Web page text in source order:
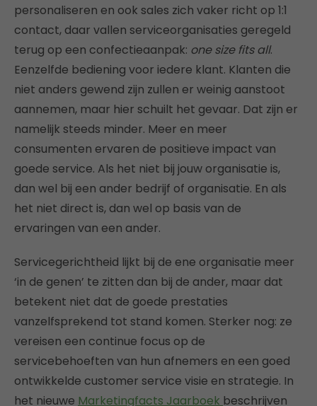
personaliseren en ook sales zich vaker richt op 1:1
contact, daar vallen serviceorganisaties geregeld
terug op een confectieaanpak: one size fits all.
Eenzelfde bediening voor iedere klant. Klanten die
niet anders gewend zijn zullen er weinig aanstoot
aannemen, maar hier schuilt het gevaar. Dat zijn er
namelijk steeds minder. Meer en meer
consumenten ervaren de positieve impact van
goede service. Als het niet bij jouw organisatie is,
dan wel bij een ander bedrijf of organisatie. En als
het niet direct is, dan wel op basis van de
ervaringen van een ander.
Servicegerichtheid lijkt bij de ene organisatie meer
‘in de genen’ te zitten dan bij de ander, maar dat
betekent niet dat de goede prestaties
vanzelfsprekend tot stand komen. Sterker nog: ze
vereisen een continue focus op de
servicebehoeften van hun afnemers en een goed
ontwikkelde customer service visie en strategie. In
het nieuwe Marketingfacts Jaarboek beschrijven